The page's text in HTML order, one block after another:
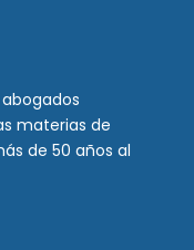
materias de
de 50 años al